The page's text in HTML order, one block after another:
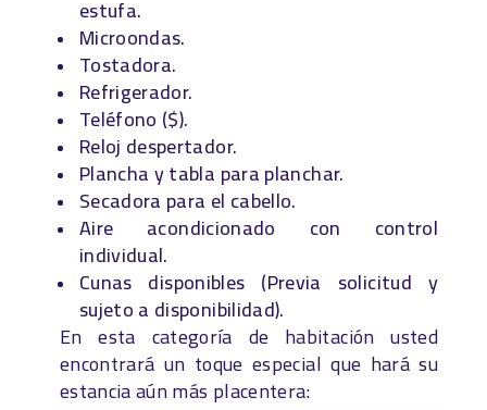
estufa.
Microondas.
Tostadora.
Refrigerador.
Teléfono ($).
Reloj despertador.
Plancha y tabla para planchar.
Secadora para el cabello.
Aire acondicionado con control
individual.
Cunas disponibles (Previa solicitud y
sujeto a disponibilidad).
En esta categoría de habitación usted
encontrará un toque especial que hará su
estancia aún más placentera: